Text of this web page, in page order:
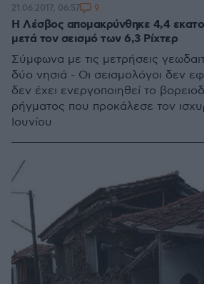
Η Λέσβος απομακρύνθηκε 4,4
μετά τον σεισμό των 6,3 Ρίχτερ
Σύμφωνα με τις μετρήσεις
δύο νησιά - Οι σεισμολόγοι δεν
δεν έχει ενεργοποιηθεί το
ρήγματος που προκάλεσε τον
Ιουνίου
21.06.2017, 06:57 9